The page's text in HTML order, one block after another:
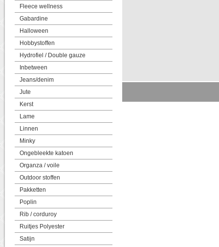
Fleece wellness
Gabardine
Halloween
Hobbystoffen
Hydrofiel / Double gauze
Inbetween
Jeans/denim
Jute
Kerst
Lame
Linnen
Minky
Ongebleekte katoen
Organza / voile
Outdoor stoffen
Pakketten
Poplin
Rib / corduroy
Ruitjes Polyester
Satijn